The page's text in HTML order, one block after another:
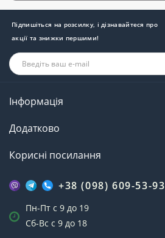
Підпишіться на розсилку, і дізнавайтеся про
акції та знижки першими!
Інформація
Додатково
Корисні посилання
+38 (098) 609-53-93
Пн-Пт с 9 до 19
Сб-Вс с 9 до 18